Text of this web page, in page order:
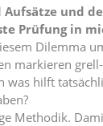
und
Prüfung in
Dilemma
markieren
hilft
Methodik.